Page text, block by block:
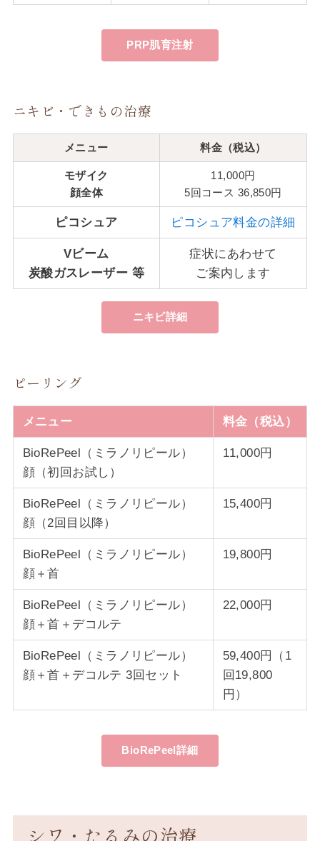
PRP肌育注射
ニキビ・できもの治療
メニュー 料金（税込）
モザイク
顔全体
11,000円
5回コース 36,850円
ピコシュア ピコシュア料金の詳細
Vビーム
炭酸ガスレーザー 等
症状にあわせて
ご案内します
ニキビ詳細
ピーリング
メニュー 料金（税込）
BioRePeel（ミラノリピール）
顔（初回お試し）
11,000円
BioRePeel（ミラノリピール）
顔（2回目以降）
15,400円
BioRePeel（ミラノリピール）
顔＋首
19,800円
BioRePeel（ミラノリピール）
顔＋首＋デコルテ
22,000円
BioRePeel（ミラノリピール）
顔＋首＋デコルテ 3回セット
59,400円（1
回19,800
円）
BioRePeel詳細
シワ・たるみの治療